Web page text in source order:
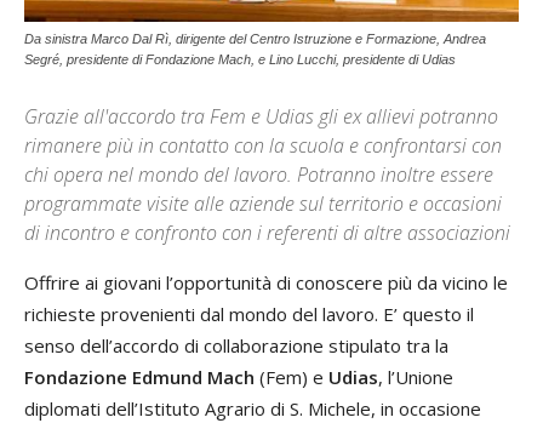
Da sinistra Marco Dal Rì, dirigente del Centro Istruzione e Formazione, Andrea
Segré, presidente di Fondazione Mach, e Lino Lucchi, presidente di Udias
Grazie all'accordo tra Fem e Udias gli ex allievi potranno
rimanere più in contatto con la scuola e confrontarsi con
chi opera nel mondo del lavoro. Potranno inoltre essere
programmate visite alle aziende sul territorio e occasioni
di incontro e confronto con i referenti di altre associazioni
Offrire ai giovani l’opportunità di conoscere più da vicino le
richieste provenienti dal mondo del lavoro. E’ questo il
senso dell’accordo di collaborazione stipulato tra la
Fondazione Edmund Mach (Fem) e Udias, l’Unione
diplomati dell’Istituto Agrario di S. Michele, in occasione